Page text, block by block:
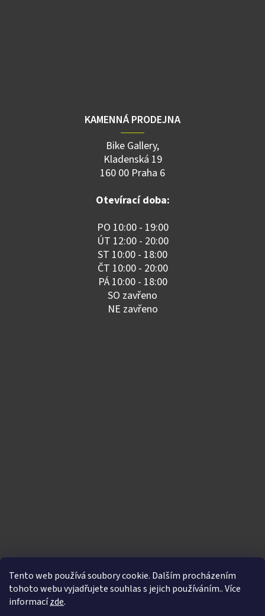
Tento web používá soubory cookie. Dalším procházením
tohoto webu vyjadřujete souhlas s jejich používáním.. Více
informacízde.
KAMENNÁ PRODEJNA
Bike Gallery,
Kladenská 19
160 00 Praha 6
Otevírací doba:
PO 10:00 - 19:00
ÚT 12:00 - 20:00
ST 10:00 - 18:00
ČT 10:00 - 20:00
PÁ 10:00 - 18:00
SO zavřeno
NE zavřeno